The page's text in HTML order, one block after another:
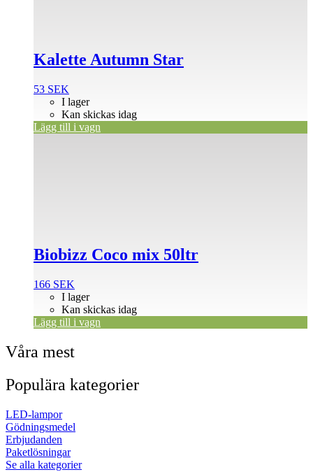
Kalette Autumn Star
53 SEK
I lager
Kan skickas idag
Lägg till i vagn
Biobizz Coco mix 50ltr
166 SEK
I lager
Kan skickas idag
Lägg till i vagn
Våra mest
Populära kategorier
LED-lampor
Gödningsmedel
Erbjudanden
Paketlösningar
Se alla kategorier